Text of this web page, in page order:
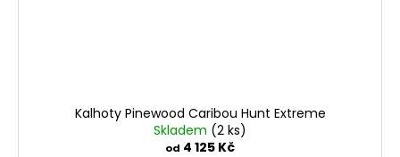
Kalhoty Pinewood Caribou Hunt Extreme
Skladem (2 ks)
od 4 125 Kč